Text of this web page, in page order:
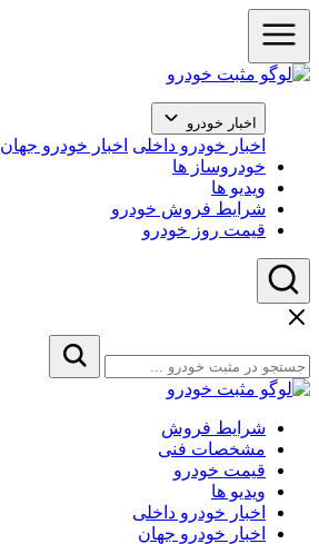
اخبار خودرو
اخبار خودرو داخلی اخبار خودرو جهان
خودروساز ها
ویدیو ها
شرایط فروش خودرو
قیمت روز خودرو
شرایط فروش
مشخصات فنی
قیمت خودرو
ویدیو ها
اخبار خودرو داخلی
اخبار خودرو جهان